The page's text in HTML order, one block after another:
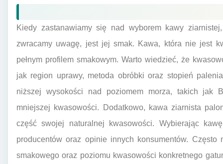
Kiedy zastanawiamy się nad wyborem kawy
zwracamy uwagę, jest jej smak. Kawa, która nie jest
pełnym profilem smakowym. Warto wiedzieć, że
jak region uprawy, metoda obróbki oraz stopień
niższej wysokości nad poziomem morza, takich jak
mniejszej kwasowości. Dodatkowo, kawa ziarnista
część swojej naturalnej kwasowości. Wybierając
producentów oraz opinie innych konsumentów.
smakowego oraz poziomu kwasowości konkretnego